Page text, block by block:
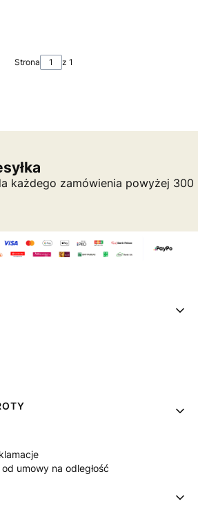
Strona z 1
każdego zamówienia powyżej 300
umowy na odległość